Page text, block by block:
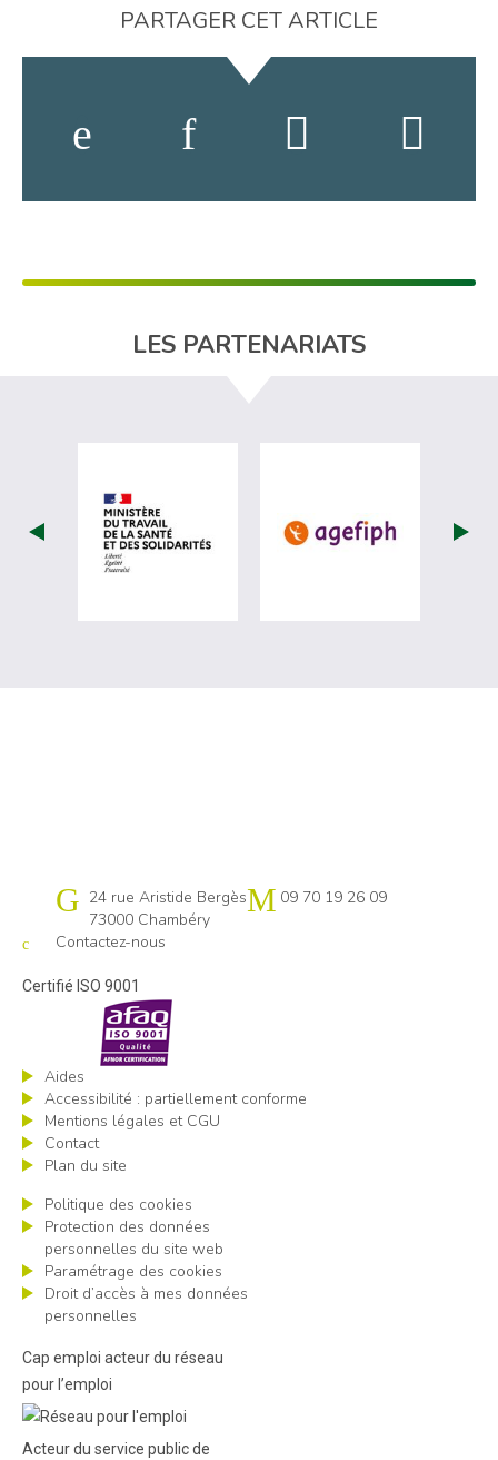
PARTAGER CET ARTICLE
LES PARTENARIATS
visiter les site de Ministère du travail
visiter les
Cap emploi 73-74
24 rue Aristide Bergès
73000 Chambéry
09 70 19 26 09
Contactez-nous
Certifié ISO 9001
Aides
Accessibilité : partiellement conforme
Mentions légales et CGU
Contact
Plan du site
Politique des cookies
Protection des données
personnelles du site web
Paramétrage des cookies
Droit d’accès à mes données
personnelles
Cap emploi acteur du réseau
pour l’emploi
Acteur du service public de